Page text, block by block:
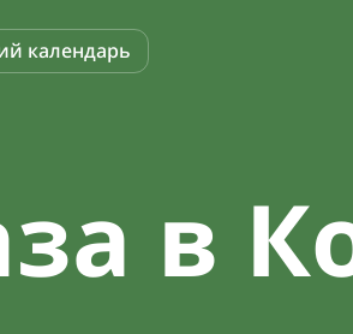
календарь
в